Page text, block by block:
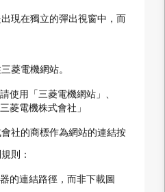
現在獨立的彈出視窗中，而
菱電機網站。
使用「三菱電機網站」、
菱電機株式會社」
社的商標作為網站的連結按
則：
的連結路徑，而非下載圖